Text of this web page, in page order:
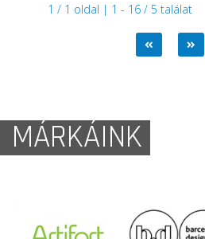
1 / 1 oldal | 1 - 16 / 5 találat
MÁRKÁINK